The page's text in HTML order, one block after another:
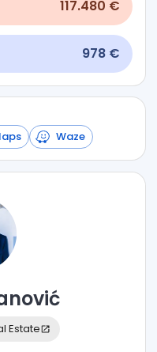
Estate
117.480 €
978 €
Waze